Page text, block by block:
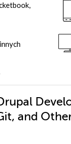
and